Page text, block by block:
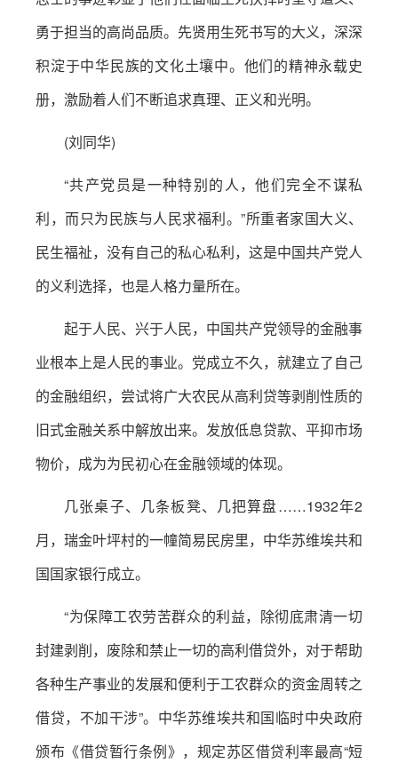
勇于担当的高尚品质。先贤用生死书写的大义，深深
积淀于中华民族的文化土壤中。他们的精神永载史
册，激励着人们不断追求真理、正义和光明。
(刘同华)
“共产党员是一种特别的人，他们完全不谋私
利，而只为民族与人民求福利。”所重者家国大义、
民生福祉，没有自己的私心私利，这是中国共产党人
的义利选择，也是人格力量所在。
起于人民、兴于人民，中国共产党领导的金融事
业根本上是人民的事业。党成立不久，就建立了自己
的金融组织，尝试将广大农民从高利贷等剥削性质的
旧式金融关系中解放出来。发放低息贷款、平抑市场
物价，成为为民初心在金融领域的体现。
几张桌子、几条板凳、几把算盘……1932年2
月，瑞金叶坪村的一幢简易民房里，中华苏维埃共和
国国家银行成立。
“为保障工农劳苦群众的利益，除彻底肃清一切
封建剥削，废除和禁止一切的高利借贷外，对于帮助
各种生产事业的发展和便利于工农群众的资金周转之
借贷，不加干涉”。中华苏维埃共和国临时中央政府
颁布《借贷暂行条例》，规定苏区借贷利率最高“短